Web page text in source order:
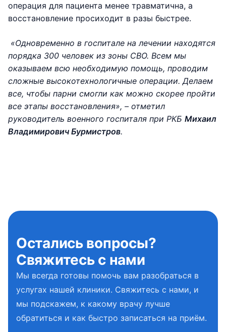
операция для пациента менее травматична, а
восстановление просиходит в разы быстрее.
«Одновременно в госпитале на лечении находятся
порядка 300 человек из зоны СВО. Всем мы
оказываем всю необходимую помощь, проводим
сложные высокотехнологичные операции. Делаем
все, чтобы парни смогли как можно скорее пройти
все этапы восстановления», – отметил
руководитель военного госпиталя при РКБ Михаил
Владимирович Бурмистров.
Остались вопросы?
Свяжитесь с нами
Мы всегда готовы помочь вам разобраться в
услугах нашей клиники. Свяжитесь с нами, и
мы подскажем, к какому врачу лучше
обратиться и как быстро записаться на приём.